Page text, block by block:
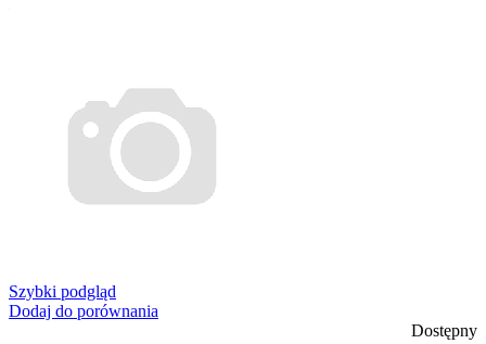
Szybki podgląd
Dodaj do porównania
Dostępny